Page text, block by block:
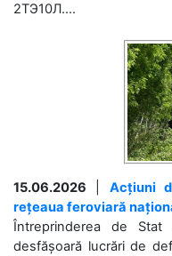
2ТЭ10Л....
15.06.2026
Acțiuni
rețeaua feroviară
Întreprinderea de Stat
desfășoară lucrări de